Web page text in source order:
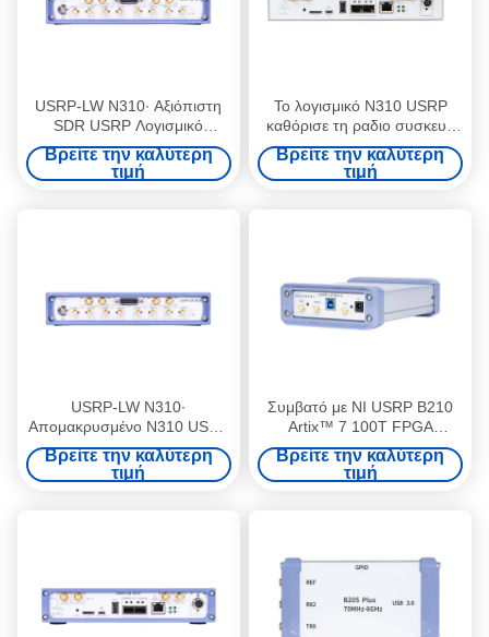
USRP-LW N310∙ Αξιόπιστη
SDR USRP Λογισμικό
καθορισμένο ραδιόφωνο
Ettus N310 Υψηλή ακρίβεια
Βρείτε την καλύτερη
τιμή
Το λογισμικό N310 USRP
καθόρισε τη ραδιο συσκευή
10MHz σε 6GHz
Βρείτε την καλύτερη
τιμή
USRP-LW N310∙
Απομακρυσμένο N310 USRP
Λογισμικό καθορισμένο
ραδιοφωνική υψηλή
πυκνότητα καναλιού
Βρείτε την καλύτερη
τιμή
Συμβατό με NI USRP B210
Artix™ 7 100T FPGA
AD9361 RF 70 MHz-6 GHz
56 MHz BW Κάθε 2 κανάλια
Συσκευή Ραδιοφώνου
Βρείτε την καλύτερη
τιμή